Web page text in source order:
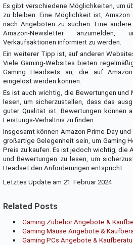
Es gibt verschiedene Möglichkeiten, um
zu bleiben. Eine Möglichkeit ist,
nach Angeboten zu suchen. Eine
Amazon-Newsletter
Verkaufsaktionen informiert zu werden.
Ein weiterer Tipp ist, auf anderen
Viele Gaming-Websites bieten
Gaming Headsets an, die auf
eingelöst werden können.
Es ist auch wichtig, die Bewertungen und
lesen, um sicherzustellen, dass das
guter Qualität ist. Bewertungen können
Leistungs-Verhältnis zu finden.
Insgesamt können Amazon Prime Day
großartige Gelegenheit sein, um Gaming
Preis zu kaufen. Es ist jedoch wichtig, die
und Bewertungen zu lesen, um
Headset den Anforderungen entspricht.
Letztes Update am 21. Februar 2024
Related Posts
Gaming Zubehör Angebote &
Gaming Mäuse Angebote &
Gaming PCs Angebote &